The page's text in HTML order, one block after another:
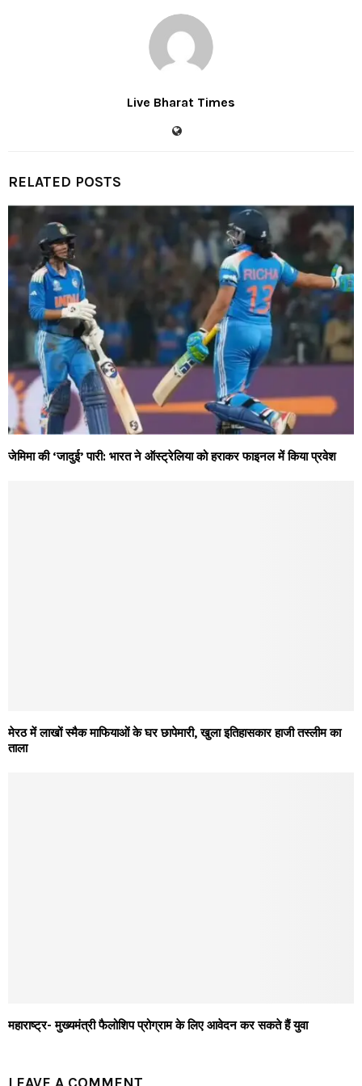
Live Bharat Times
RELATED POSTS
जेमिमा की ‘जादुई’ पारी: भारत ने ऑस्ट्रेलिया को हराकर फाइनल में किया प्रवेश
मेरठ में लाखों स्मैक माफियाओं के घर छापेमारी, खुला इतिहासकार हाजी तस्लीम का
ताला
महाराष्ट्र- मुख्यमंत्री फैलोशिप प्रोग्राम के लिए आवेदन कर सकते हैं युवा